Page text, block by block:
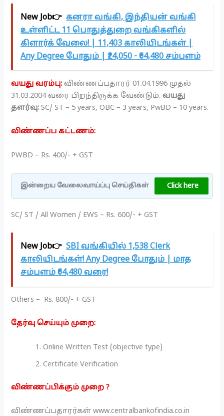
New Job👉 கனரா வங்கி, இந்தியன் வங்கி
உள்ளிட்ட 11 பொதுத்துறை வங்கிகளில்
கிளார்க் வேலை! | 11,403 காலியிடங்கள் |
Any Degree போதும் | ₹24,050 - ₹64,480 சம்பளம்
வயது வரம்பு:விண்ணப்பதாரர் 01.04.1996 முதல்
31.03.2004 வரை பிறந்திருக்க வேண்டும்.வயது
தளர்வு: SC/ ST – 5 years, OBC – 3 years, PwBD – 10 years.
விண்ணப்ப கட்டணம்:
PWBD – Rs. 400/- + GST
இன்றைய வேலைவாய்ப்பு செய்திகள் Click here
SC/ ST / All Women / EWS – Rs. 600/- + GST
New Job👉 SBI வங்கியில் 1,538 Clerk
காலியிடங்கள்! Any Degree போதும் | மாத
சம்பளம் ₹64,480 வரை!
Others – Rs. 800/- + GST
தேர்வு செய்யும் முறை:
Online Written Test (objective type)
Certificate Verification
விண்ணப்பிக்கும் முறை ?
விண்ணப்பதாரர்கள் www.centralbankofindia.co.in